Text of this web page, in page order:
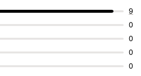
9
0
0
0
0